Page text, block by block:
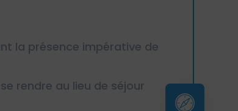
la présence impérative de
rendre au lieu de séjour